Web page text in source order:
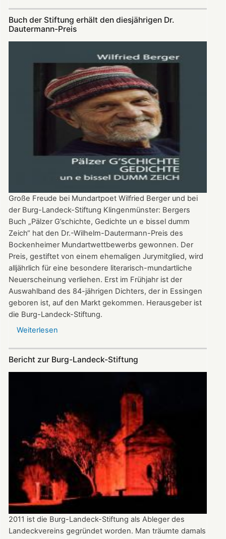
gibt
Buch der Stiftung erhält den diesjährigen Dr.
Dautermann-Preis
Große Freude bei Mundartpoet Wilfried Berger und bei
der Burg-Landeck-Stiftung Klingenmünster: Bergers
Buch „Pälzer G’schichte, Gedichte un e bissel dumm
Zeich“ hat den Dr.-Wilhelm-Dautermann-Preis des
Bockenheimer Mundartwettbewerbs gewonnen. Der
Preis, gestiftet von einem ehemaligen Jurymitglied, wird
alljährlich für eine besondere literarisch-mundartliche
Neuerscheinung verliehen. Erst im Frühjahr ist der
Auswahlband des 84-jährigen Dichters, der in Essingen
geboren ist, auf den Markt gekommen. Herausgeber ist
die Burg-Landeck-Stiftung.
Weiterlesen
Stiftung
Dr.
Dautermann-
Preis
Bericht zur Burg-Landeck-Stiftung
2011 ist die Burg-Landeck-Stiftung als Ableger des
Landeckvereins gegründet worden. Man träumte damals